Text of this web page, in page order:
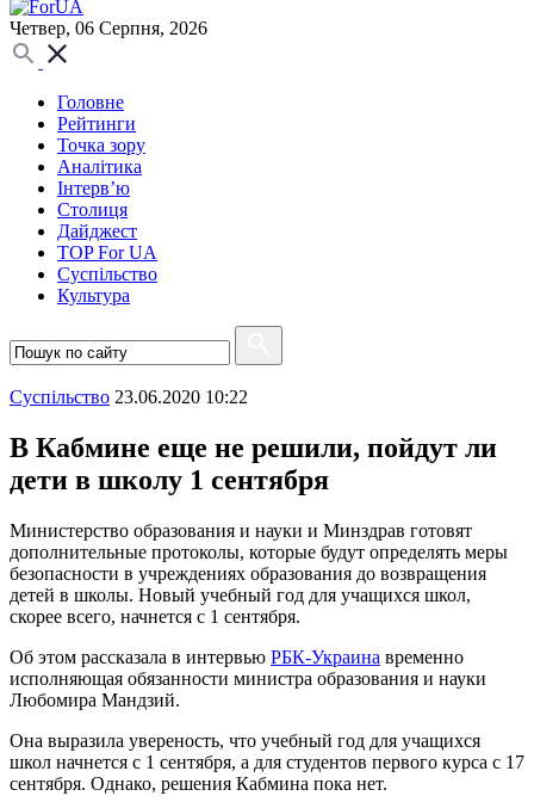
Четвер, 06 Серпня, 2026
Головне
Рейтинги
Точка зору
Аналітика
Інтерв’ю
Столиця
Дайджест
TOP For UA
Суспiльство
Культура
Суспiльство 23.06.2020 10:22
В Кабмине еще не решили, пойдут ли
дети в школу 1 сентября
Министерство образования и науки и Минздрав готовят
дополнительные протоколы, которые будут определять меры
безопасности в учреждениях образования до возвращения
детей в школы. Новый учебный год для учащихся школ,
скорее всего, начнется с 1 сентября.
Об этом рассказала в интервью РБК-Украина временно
исполняющая обязанности министра образования и науки
Любомира Мандзий.
Она выразила увереность, что учебный год для учащихся
школ начнется с 1 сентября, а для студентов первого курса с 17
сентября. Однако, решения Кабмина пока нет.